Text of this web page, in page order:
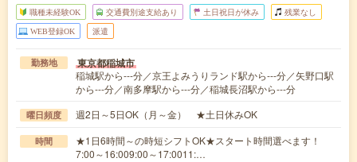
職種未経験OK 交通費別途支給あり 土日祝日が休み 残業なし
WEB登録OK 派遣
勤務地 東京都稲城市
稲城駅から---分／京王よみうりランド駅から---分／矢野口駅
から---分／南多摩駅から---分／稲城長沼駅から---分
曜日頻度 週2日～5日OK（月～金） ★土日休みOK
時間
★1日6時間～の時短シフトOK★スタート時間選べます！
7:00～16:009:00～17:0011:…